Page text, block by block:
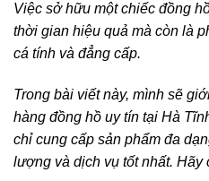
Việc sở hữu một chiếc đồng
thời gian hiệu quả mà còn là
cá tính và đẳng cấp.
Trong bài viết này, mình sẽ
hàng đồng hồ uy tín tại Hà
chỉ cung cấp sản phẩm đa
lượng và dịch vụ tốt nhất. Hãy